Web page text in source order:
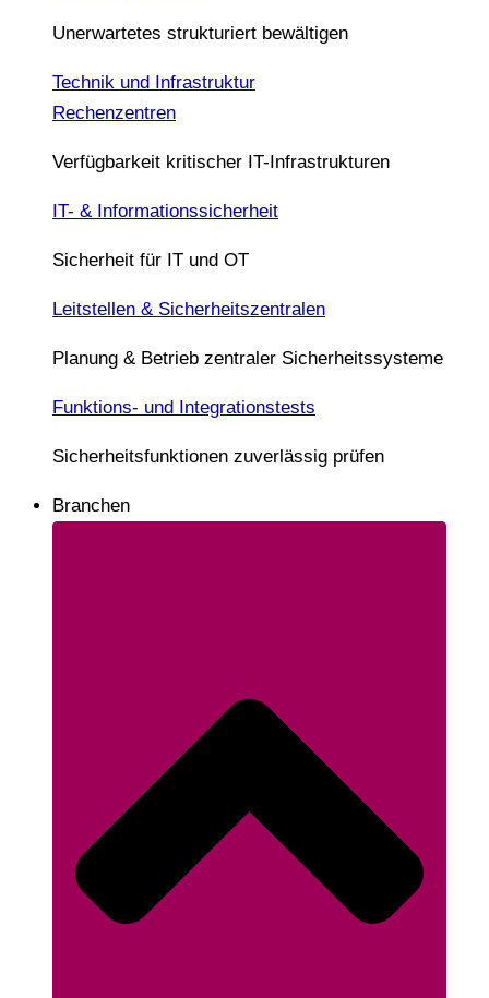
Unerwartetes strukturiert bewältigen
Technik und Infrastruktur
Rechenzentren
Verfügbarkeit kritischer IT-Infrastrukturen
IT- & Informationssicherheit
Sicherheit für IT und OT
Leitstellen & Sicherheitszentralen
Planung & Betrieb zentraler Sicherheitssysteme
Funktions- und Integrationstests
Sicherheitsfunktionen zuverlässig prüfen
Branchen